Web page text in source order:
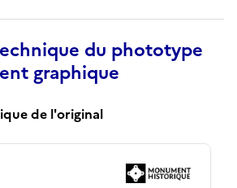
du phototype
graphique
de l'original